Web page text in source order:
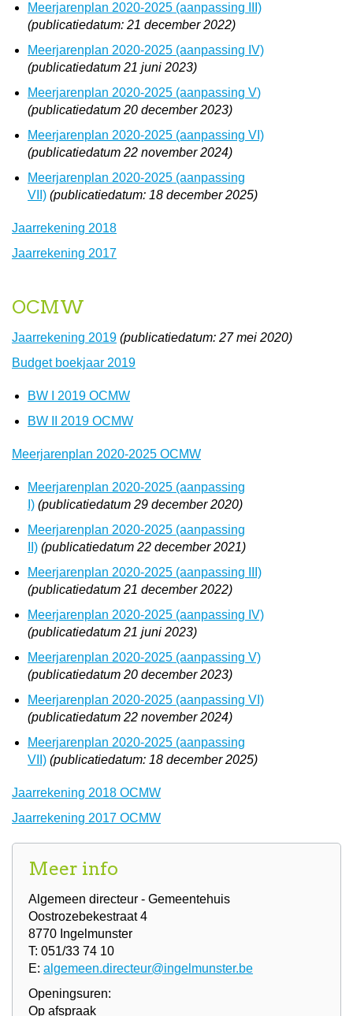
Meerjarenplan 2020-2025 (aanpassing III)
(publicatiedatum: 21 december 2022)
Meerjarenplan 2020-2025 (aanpassing IV)
(publicatiedatum 21 juni 2023)
Meerjarenplan 2020-2025 (aanpassing V)
(publicatiedatum 20 december 2023)
Meerjarenplan 2020-2025 (aanpassing VI)
(publicatiedatum 22 november 2024)
Meerjarenplan 2020-2025 (aanpassing
VII) (publicatiedatum: 18 december 2025)
Jaarrekening 2018
Jaarrekening 2017
OCMW
Jaarrekening 2019 (publicatiedatum: 27 mei 2020)
Budget boekjaar 2019
BW I 2019 OCMW
BW II 2019 OCMW
Meerjarenplan 2020-2025 OCMW
Meerjarenplan 2020-2025 (aanpassing
I) (publicatiedatum 29 december 2020)
Meerjarenplan 2020-2025 (aanpassing
II) (publicatiedatum 22 december 2021)
Meerjarenplan 2020-2025 (aanpassing III)
(publicatiedatum 21 december 2022)
Meerjarenplan 2020-2025 (aanpassing IV)
(publicatiedatum 21 juni 2023)
Meerjarenplan 2020-2025 (aanpassing V)
(publicatiedatum 20 december 2023)
Meerjarenplan 2020-2025 (aanpassing VI)
(publicatiedatum 22 november 2024)
Meerjarenplan 2020-2025 (aanpassing
VII) (publicatiedatum: 18 december 2025)
Jaarrekening 2018 OCMW
Jaarrekening 2017 OCMW
Meer info
Algemeen directeur - Gemeentehuis
Oostrozebekestraat 4
8770 Ingelmunster
T: 051/33 74 10
E: algemeen.directeur@ingelmunster.be
Openingsuren:
Op afspraak